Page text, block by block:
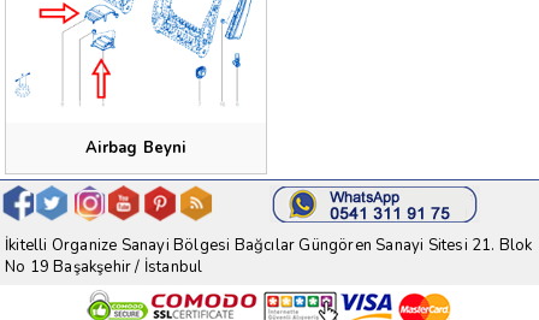
Airbag Beyni
İkitelli Organize Sanayi Bölgesi Bağcılar Güngören Sanayi Sitesi 21. Blok
No 19 Başakşehir / İstanbul